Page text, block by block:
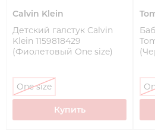
Calvin Klein
Детский галстук Calvin
Klein 1159818429
(Фиолетовый One size)
One size
Купить